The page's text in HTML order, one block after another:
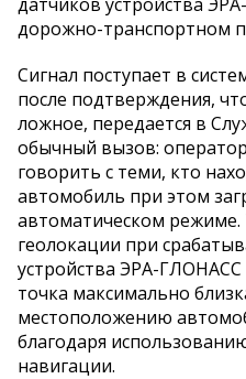
дорожно-транспортном
Сигнал поступает в
после подтверждения,
ложное, передается в
обычный вызов:
говорить с теми, кто
автомобиль при этом
автоматическом режиме.
геолокации при
устройства ЭРА-
точка максимально
местоположению
благодаря
навигации.